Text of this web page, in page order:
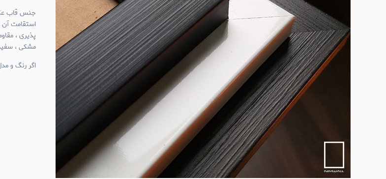
استقامت
پذیری ،
مشکی ،
اگر رنگ و